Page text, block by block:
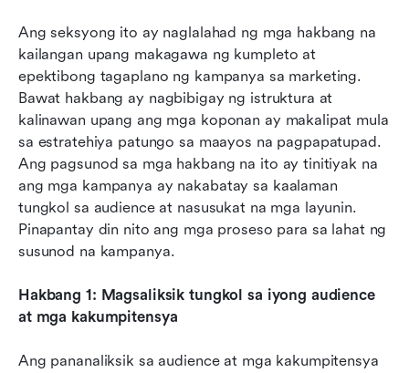
Ang seksyong ito ay naglalahad ng mga hakbang na
kailangan upang makagawa ng kumpleto at
epektibong tagaplano ng kampanya sa marketing.
Bawat hakbang ay nagbibigay ng istruktura at
kalinawan upang ang mga koponan ay makalipat mula
sa estratehiya patungo sa maayos na pagpapatupad.
Ang pagsunod sa mga hakbang na ito ay tinitiyak na
ang mga kampanya ay nakabatay sa kaalaman
tungkol sa audience at nasusukat na mga layunin.
Pinapantay din nito ang mga proseso para sa lahat ng
susunod na kampanya.
Hakbang 1: Magsaliksik tungkol sa iyong audience
at mga kakumpitensya
Ang pananaliksik sa audience at mga kakumpitensya